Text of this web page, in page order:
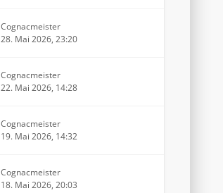
Cognacmeister
28. Mai 2026, 23:20
Cognacmeister
22. Mai 2026, 14:28
Cognacmeister
19. Mai 2026, 14:32
Cognacmeister
18. Mai 2026, 20:03